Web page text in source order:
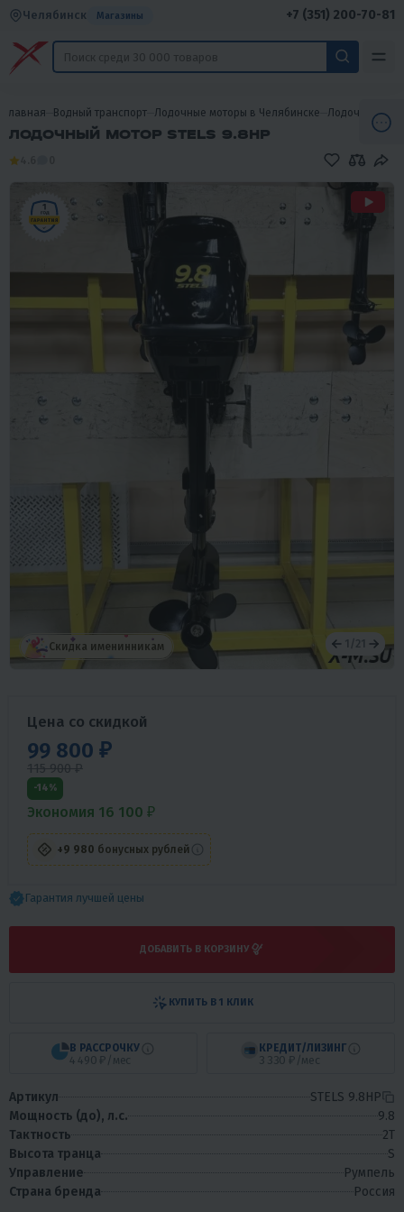
Челябинск Магазины +7 (351) 200-70-81
Главная Водный транспорт Лодочные моторы в Челябинске Лодочные
ЛОДОЧНЫЙ МОТОР STELS 9.8HP
Скидка именинникам / 21
Гарантия лучшей цены
Цена со скидкой
99 800 ₽
115 900 ₽
-14%
Экономия 16 100 ₽
+9 980 бонусных рублей
ДОБАВИТЬ В КОРЗИНУ
В РАССРОЧКУ
4 490 ₽/мес
КРЕДИТ/ЛИЗИНГ
3 330 ₽/мес
КУПИТЬ В 1 КЛИК
Артикул
STELS 9.8HP
Мощность (до), л.с.
9.8
Тактность
2T
Высота транца
S
Управление
Румпель
Страна бренда
Россия